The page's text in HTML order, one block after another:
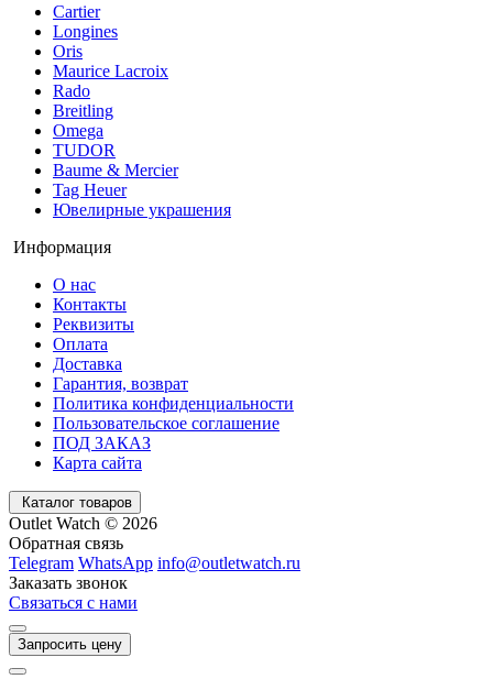
Cartier
Longines
Oris
Maurice Lacroix
Rado
Breitling
Omega
TUDOR
Baume & Mercier
Tag Heuer
Ювелирные украшения
Информация
О нас
Контакты
Реквизиты
Оплата
Доставка
Гарантия, возврат
Политика конфиденциальности
Пользовательское соглашение
ПОД ЗАКАЗ
Карта сайта
Каталог товаров
Outlet Watch © 2026
Обратная связь
Telegram WhatsApp info@outletwatch.ru
Заказать звонок
Связаться с нами
Запросить цену